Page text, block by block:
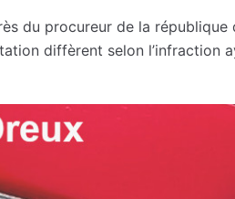
du procureur de la république
diffèrent selon l’infraction